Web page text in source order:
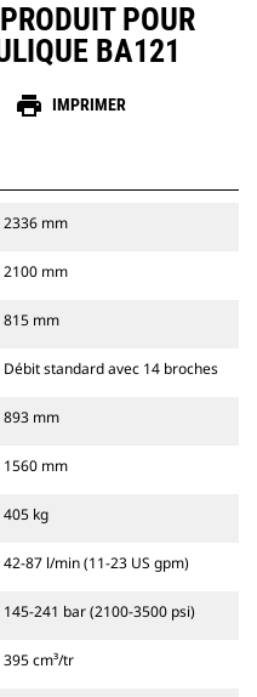
POUR
BA121
print IMPRIMER
2336 mm
2100 mm
815 mm
Débit standard avec 14 broches
893 mm
1560 mm
405 kg
42-87 l/min (11-23 US gpm)
145-241 bar (2100-3500 psi)
395 cm³/tr